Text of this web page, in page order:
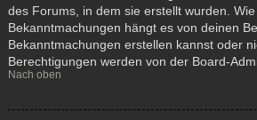
des Forums, in dem sie erstellt wurden.
Bekanntmachungen hängt es von deinen
Bekanntmachungen erstellen kannst oder
Berechtigungen werden von der Board-
Nach oben